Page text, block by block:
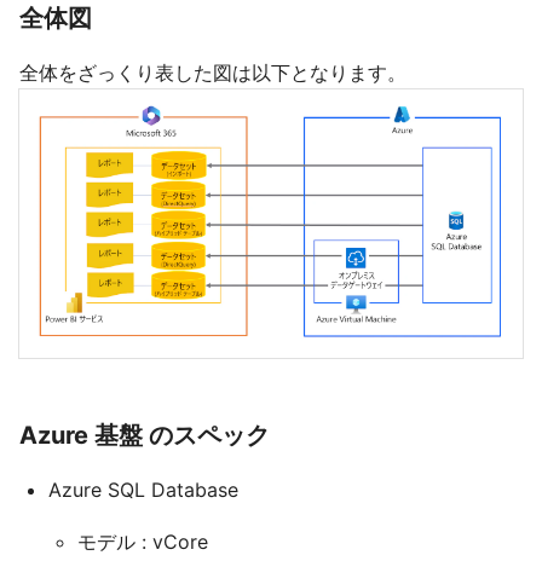
全体図
全体をざっくり表した図は以下となります。
Azure 基盤 のスペック
Azure SQL Database
モデル : vCore